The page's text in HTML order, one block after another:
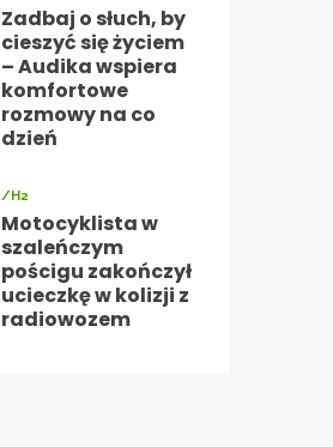
Zadbaj o słuch, by
cieszyć się życiem
– Audika wspiera
komfortowe
rozmowy na co
dzień
/H2
Motocyklista w
szaleńczym
pościgu zakończył
ucieczkę w kolizji z
radiowozem